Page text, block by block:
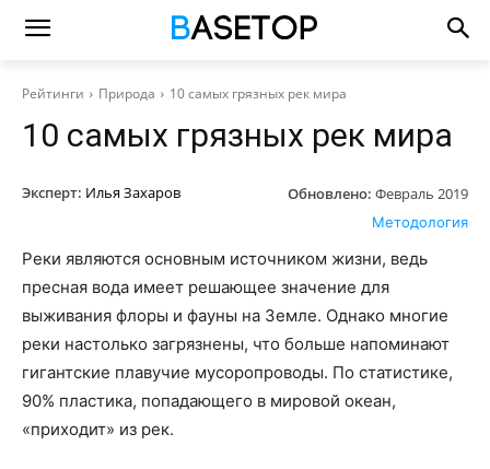
Рейтинги Природа 10 самых грязных рек мира
10 самых грязных рек мира
Эксперт: Илья Захаров Обновлено: Февраль 2019
Методология
Реки являются основным источником жизни, ведь
пресная вода имеет решающее значение для
выживания флоры и фауны на Земле. Однако многие
реки настолько загрязнены, что больше напоминают
гигантские плавучие мусоропроводы. По статистике,
90% пластика, попадающего в мировой океан,
«приходит» из рек.